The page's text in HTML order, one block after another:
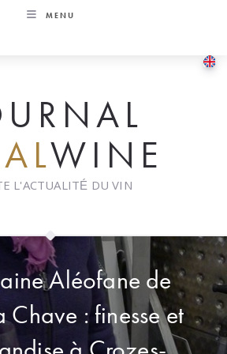
MENU
WINE
L'ACTUALITÉ DU VIN
Aléofane de
: finesse et